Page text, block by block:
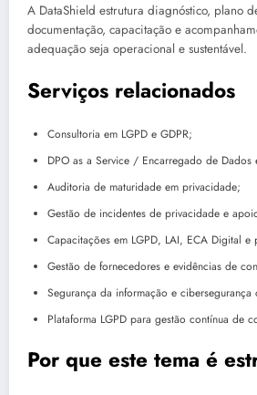
A DataShield estrutura diagnóstico, plano
documentação, capacitação e
adequação seja operacional e sustentável.
Serviços relacionados
Consultoria em LGPD e GDPR;
DPO as a Service / Encarregado de Dados
Auditoria de maturidade em privacidade;
Gestão de incidentes de privacidade e
Capacitações em LGPD, LAI, ECA Digital
Gestão de fornecedores e evidências de
Segurança da informação e cibersegurança
Plataforma LGPD para gestão contínua de
Por que este tema é